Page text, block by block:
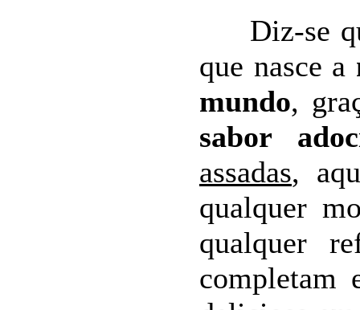
Diz-se
que nasce a
mundo,
sabor
assadas,
qualquer
qualquer
completam